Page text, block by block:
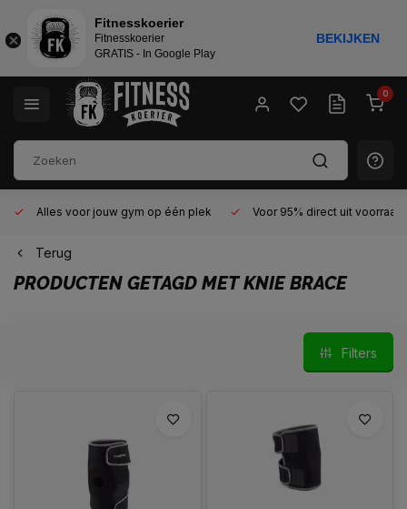
0
Alles voor jouw gym op één plek Voor 95% direct uit
Terug
PRODUCTEN GETAGD MET KNIE BRACE
Filters
Fitnesskoerier
Fitnesskoerier
GRATIS - In Google Play
BEKIJKEN